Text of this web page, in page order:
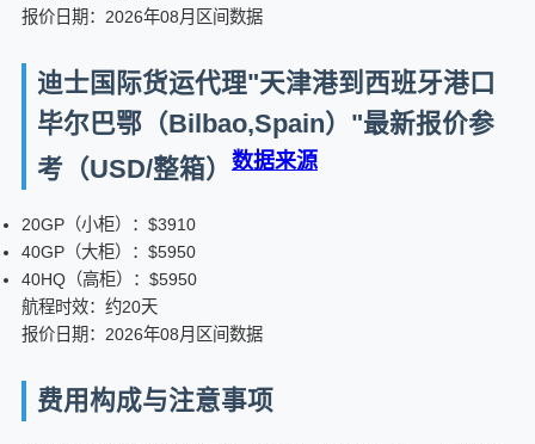
报价日期：2026年08月区间数据
迪士国际货运代理"天津港到西班牙港口
毕尔巴鄂（Bilbao,Spain）"最新报价参
考（USD/整箱）
数据来源
20GP（小柜）：$3910
40GP（大柜）：$5950
40HQ（高柜）：$5950
航程时效：约20天
报价日期：2026年08月区间数据
费用构成与注意事项